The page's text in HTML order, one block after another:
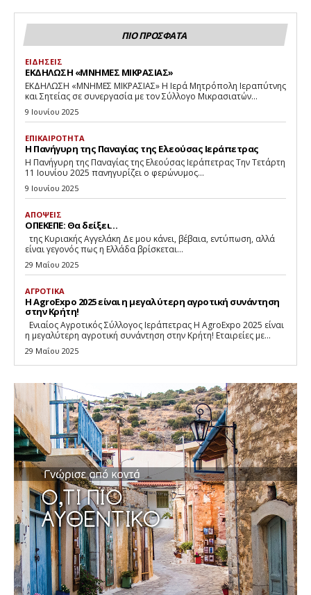
ΠΙΟ ΠΡΟΣΦΑΤΑ
ΕΙΔΗΣΕΙΣ
ΕΚΔΗΛΩΣΗ «ΜΝΗΜΕΣ ΜΙΚΡΑΣΙΑΣ»
ΕΚΔΗΛΩΣΗ «ΜΝΗΜΕΣ ΜΙΚΡΑΣΙΑΣ» Η Ιερά Μητρόπολη Ιεραπύτνης
και Σητείας σε συνεργασία με τον Σύλλογο Μικρασιατών...
9 Ιουνίου 2025
ΕΠΙΚΑΙΡΟΤΗΤΑ
Η Πανήγυρη της Παναγίας της Ελεούσας Ιεράπετρας
Η Πανήγυρη της Παναγίας της Ελεούσας Ιεράπετρας Την Τετάρτη
11 Ιουνίου 2025 πανηγυρίζει ο φερώνυμος...
9 Ιουνίου 2025
ΑΠΟΨΕΙΣ
ΟΠΕΚΕΠΕ: Θα δείξει…
είναι γεγονός πως η Ελλάδα βρίσκεται...
29 Μαΐου 2025
ΑΓΡΟΤΙΚΑ
Η AgroExpo 2025 είναι η μεγαλύτερη αγροτική συνάντηση
στην Κρήτη!
Eνιαίος Αγροτικός Σύλλογος Ιεράπετρας Η AgroExpo 2025 είναι
η μεγαλύτερη αγροτική συνάντηση στην Κρήτη! Εταιρείες με...
29 Μαΐου 2025